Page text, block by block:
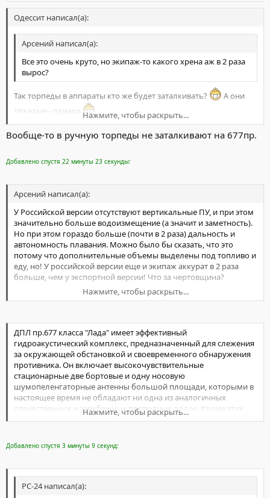
Одессит написал(а):
Арсений написал(а):
Все это очень круто, но экипаж-то какого хрена аж в 2 раза
вырос?
Нажмите, чтобы раскрыть...
Так торпеды в аппараты кто же будет заталкивать?
А они
тяжелые - однако
А вообще-то, с этим проектом как-то смутно. Похоже его
"сварганили" больше для экспорта, чем для российского флота.
Нажмите, чтобы раскрыть...
Вообще-то в ручную торпеды не заталкивают на 677пр.
Добавлено спустя 22 минуты 23 секунды:
Арсений написал(а):
У Российской версии отсутствуют вертикальные ПУ, и при этом
значительно больше водоизмещение (а значит и заметность).
Но при этом гораздо больше (почти в 2 раза) дальность и
автономность плавания. Можно было бы сказать, что это
потому что дополнительные объемы выделены под топливо и
еду, но! У российской версии еще и экипаж аккурат в 2 раза
больше, чем у экспортной версии! Что за чертовщина?
Кроме того, если присмотреться, то на версии для российских
Нажмите, чтобы раскрыть...
ДПЛ пр.677 класса "Лада" имеет эффективный
гидроакустический комплекс, предназначенный для слежения
за окружающей обстановкой и своевременного обнаружения
противника. Он включает высокочувствительные
стационарные две бортовые и одну носовую
шумопеленгаторные антенны большой площади, которыми в
настоящее время не обладают ни одна из аналогичных
отечественных и зарубежных подводных лодок. Кроме этих
антенн может быть использована выпускная буксируемая
вертикального стабилизатора.
....
пунктами, кораблями, судами и самолетами при нахождении в
Нажмите, чтобы раскрыть...
Добавлено спустя 3 минуты 9 секунд:
РС-24 написал(а):